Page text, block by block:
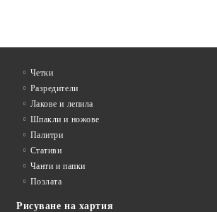
Четки
Разредители
Лакове и лепила
Шпакли и ножове
Палитри
Стативи
Чанти и папки
Позлата
Рисуване на хартия